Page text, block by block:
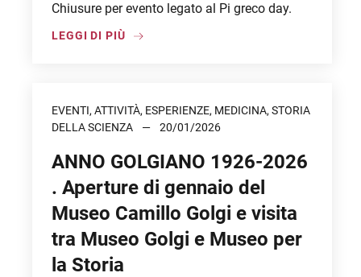
Chiusure per evento legato al Pi greco day.
LEGGI DI PIÙ
EVENTI, ATTIVITÀ, ESPERIENZE, MEDICINA, STORIA
DELLA SCIENZA
20/01/2026
ANNO GOLGIANO 1926-2026
. Aperture di gennaio del
Museo Camillo Golgi e visita
tra Museo Golgi e Museo per
la Storia